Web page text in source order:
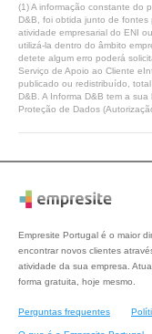
(1) A informação constante do
D&B, foi obtida junto de
atividade empresarial do ENI
utilizá-la dentro do âmbito
detete algum erro poderá
Serviço de Apoio ao Cliente
publicado ou redistribuído,
D&B. A Informa D&B tem a
Proteção de Dados
Empresite Portugal é o maior
encontrar novos clientes
atividade da sua empresa.
forma gratuita, hoje mesmo.
Perguntas frequentes